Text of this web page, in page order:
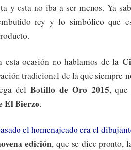
y esta no iba a ser menos. Ya
rey y lo simbólico que
esta ocasión no hablamos de la
tradicional de la que siempre
delBotillo de Oro 2015, que
El Bierzo.
el homenajeado era el
edición, que se dice pronto,